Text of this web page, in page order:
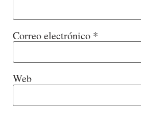
Correo electrónico *
Web